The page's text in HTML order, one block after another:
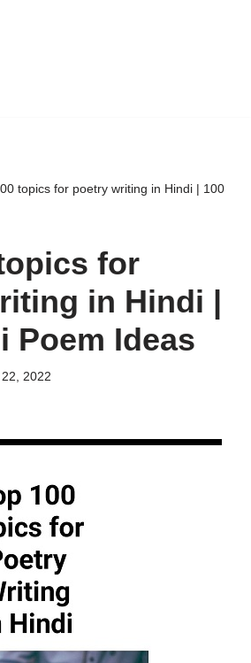
topics for poetry writing in Hindi | 100
for
in Hindi |
Poem Ideas
2022